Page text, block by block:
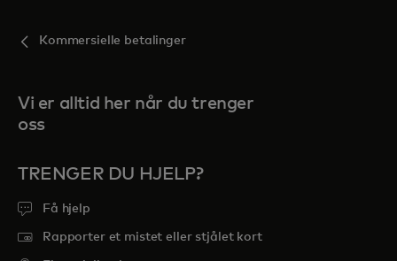
Kommersielle betalinger
Vi er alltid her når du trenger
oss
TRENGER DU HJELP?
Få hjelp
Rapporter et mistet eller stjålet kort